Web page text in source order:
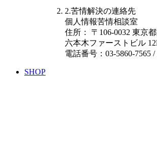
2.苦情解決の連絡先
個人情報苦情相談室
住所： 〒 106-0032 東京
六本木ファーストビル
電話番号：03-5860-7565 /
SHOP